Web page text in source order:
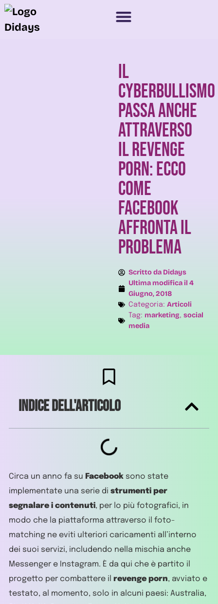
Il
cyberbullismo
passa anche
attraverso
il revenge
porn: ecco
come
facebook
affronta il
problema
Scritto da Didays
Ultima modifica il 4
Giugno, 2018
Categoria: Articoli
Tag: marketing, social
media
Indice dell'articolo
Circa un anno fa su Facebook sono state
implementate una serie di strumenti per
segnalare i contenuti, per lo più fotografici, in
modo che la piattaforma attraverso il foto-
matching ne eviti ulteriori caricamenti all’interno
dei suoi servizi, includendo nella mischia anche
Messenger e Instagram. È da qui che è partito il
progetto per combattere il revenge porn, avviato e
testato, al momento, solo in alcuni paesi: Australia,